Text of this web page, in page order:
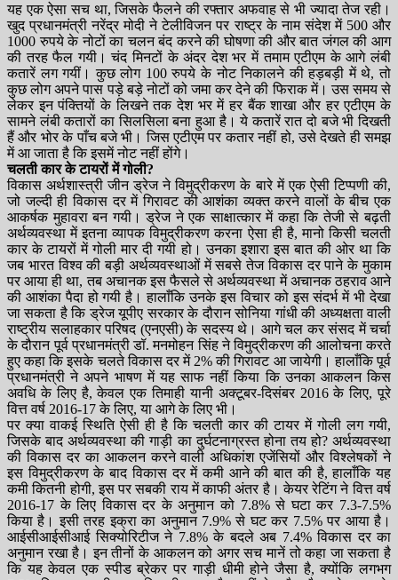
यह एक ऐसा सच था, जिसके फैलने की रफ्तार अफवाह से भी ज्यादा तेज रही।
खुद प्रधानमंत्री नरेंद्र मोदी ने टेलीविजन पर राष्ट्र के नाम संदेश में 500 और
1000 रुपये के नोटों का चलन बंद करने की घोषणा की और बात जंगल की आग
की तरह फैल गयी। चंद मिनटों के अंदर देश भर में तमाम एटीएम के आगे लंबी
कतारें लग गयीं। कुछ लोग 100 रुपये के नोट निकालने की हड़बड़ी में थे, तो
कुछ लोग अपने पास पड़े बड़े नोटों को जमा कर देने की फिराक में। उस समय से
लेकर इन पंक्तियों के लिखने तक देश भर में हर बैंक शाखा और हर एटीएम के
सामने लंबी कतारों का सिलसिला बना हुआ है। ये कतारें रात दो बजे भी दिखती
हैं और भोर के पाँच बजे भी। जिस एटीएम पर कतार नहीं हो, उसे देखते ही समझ
में आ जाता है कि इसमें नोट नहीं होंगे।
चलती कार के टायरों में गोली?
विकास अर्थशास्त्री जीन ड्रेज ने विमुद्रीकरण के बारे में एक ऐसी टिप्पणी की,
जो जल्दी ही विकास दर में गिरावट की आशंका व्यक्त करने वालों के बीच एक
आकर्षक मुहावरा बन गयी। ड्रेज ने एक साक्षात्कार में कहा कि तेजी से बढ़ती
अर्थव्यवस्था में इतना व्यापक विमुद्रीकरण करना ऐसा ही है, मानो किसी चलती
कार के टायरों में गोली मार दी गयी हो। उनका इशारा इस बात की ओर था कि
जब भारत विश्व की बड़ी अर्थव्यवस्थाओं में सबसे तेज विकास दर पाने के मुकाम
पर आया ही था, तब अचानक इस फैसले से अर्थव्यवस्था में अचानक ठहराव आने
की आशंका पैदा हो गयी है। हालाँकि उनके इस विचार को इस संदर्भ में भी देखा
जा सकता है कि ड्रेज यूपीए सरकार के दौरान सोनिया गांधी की अध्यक्षता वाली
राष्ट्रीय सलाहकार परिषद (एनएसी) के सदस्य थे। आगे चल कर संसद में चर्चा
के दौरान पूर्व प्रधानमंत्री डॉ. मनमोहन सिंह ने विमुद्रीकरण की आलोचना करते
हुए कहा कि इसके चलते विकास दर में 2% की गिरावट आ जायेगी। हालाँकि पूर्व
प्रधानमंत्री ने अपने भाषण में यह साफ नहीं किया कि उनका आकलन किस
अवधि के लिए है, केवल एक तिमाही यानी अक्टूबर-दिसंबर 2016 के लिए, पूरे
वित्त वर्ष 2016-17 के लिए, या आगे के लिए भी।
पर क्या वाकई स्थिति ऐसी ही है कि चलती कार की टायर में गोली लग गयी,
जिसके बाद अर्थव्यवस्था की गाड़ी का दुर्घटनाग्रस्त होना तय हो? अर्थव्यवस्था
की विकास दर का आकलन करने वाली अधिकांश एजेंसियों और विश्लेषकों ने
इस विमुद्रीकरण के बाद विकास दर में कमी आने की बात की है, हालाँकि यह
कमी कितनी होगी, इस पर सबकी राय में काफी अंतर है। केयर रेटिंग ने वित्त वर्ष
2016-17 के लिए विकास दर के अनुमान को 7.8% से घटा कर 7.3-7.5%
किया है। इसी तरह इक्रा का अनुमान 7.9% से घट कर 7.5% पर आया है।
आईसीआईसीआई सिक्योरिटीज ने 7.8% के बदले अब 7.4% विकास दर का
अनुमान रखा है। इन तीनों के आकलन को अगर सच मानें तो कहा जा सकता है
कि यह केवल एक स्पीड ब्रेकर पर गाड़ी धीमी होने जैसा है, क्योंकि लगभग